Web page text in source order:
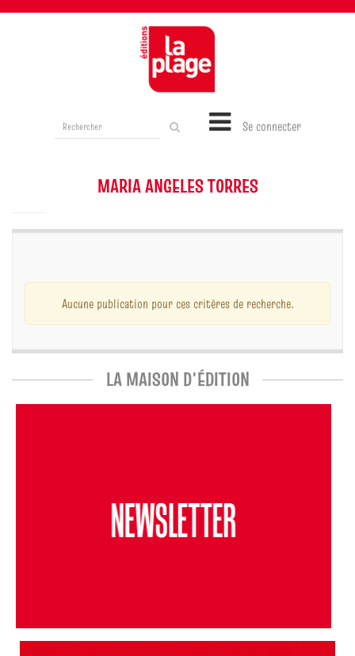
Se connecter
MARIA ANGELES TORRES
Aucune publication pour ces critères de recherche.
LA MAISON D'ÉDITION